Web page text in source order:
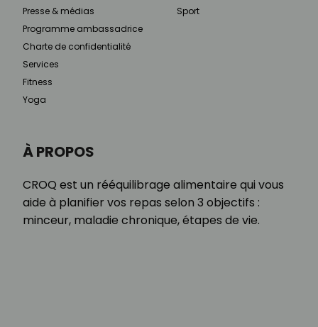
À PROPOS
CROQ est un rééquilibrage alimentaire qui vous
aide à planifier vos repas selon 3 objectifs :
minceur, maladie chronique, étapes de vie.
Presse & médias
Programme ambassadrice
Charte de confidentialité
Services
Fitness
Yoga
Sport